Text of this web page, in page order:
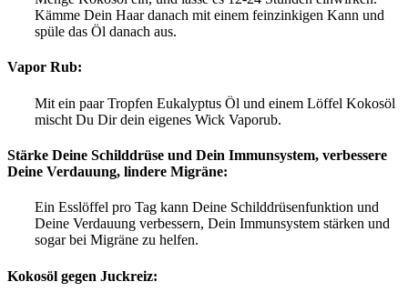
Kämme Dein Haar danach mit einem feinzinkigen Kann und
spüle das Öl danach aus.
Vapor Rub:
Mit ein paar Tropfen Eukalyptus Öl und einem Löffel Kokosöl
mischt Du Dir dein eigenes Wick Vaporub.
Stärke Deine Schilddrüse und Dein Immunsystem, verbessere
Deine Verdauung, lindere Migräne:
Ein Esslöffel pro Tag kann Deine Schilddrüsenfunktion und
Deine Verdauung verbessern, Dein Immunsystem stärken und
sogar bei Migräne zu helfen.
Kokosöl gegen Juckreiz: